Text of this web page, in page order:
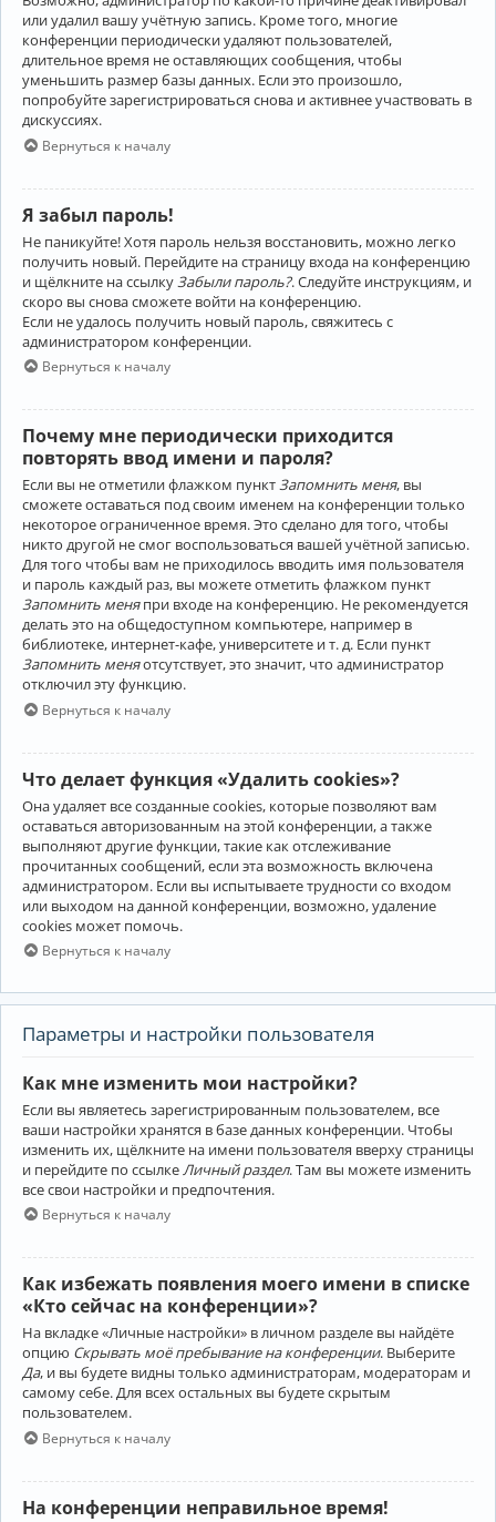
или удалил вашу учётную запись. Кроме того, многие
конференции периодически удаляют пользователей,
длительное время не оставляющих сообщения, чтобы
уменьшить размер базы данных. Если это произошло,
попробуйте зарегистрироваться снова и активнее участвовать в
дискуссиях.
Вернуться к началу
Я забыл пароль!
Не паникуйте! Хотя пароль нельзя восстановить, можно легко
получить новый. Перейдите на страницу входа на конференцию
и щёлкните на ссылку Забыли пароль?. Следуйте инструкциям, и
скоро вы снова сможете войти на конференцию.
Если не удалось получить новый пароль, свяжитесь с
администратором конференции.
Вернуться к началу
Почему мне периодически приходится
повторять ввод имени и пароля?
Если вы не отметили флажком пунктЗапомнить меня, вы
сможете оставаться под своим именем на конференции только
некоторое ограниченное время. Это сделано для того, чтобы
никто другой не смог воспользоваться вашей учётной записью.
Для того чтобы вам не приходилось вводить имя пользователя
и пароль каждый раз, вы можете отметить флажком пункт
Запомнить меняпри входе на конференцию. Не рекомендуется
делать это на общедоступном компьютере, например в
библиотеке, интернет-кафе, университете и т. д. Если пункт
Запомнить меняотсутствует, это значит, что администратор
отключил эту функцию.
Вернуться к началу
Что делает функция «Удалить cookies»?
Она удаляет все созданные cookies, которые позволяют вам
оставаться авторизованным на этой конференции, а также
выполняют другие функции, такие как отслеживание
прочитанных сообщений, если эта возможность включена
администратором. Если вы испытываете трудности со входом
или выходом на данной конференции, возможно, удаление
cookies может помочь.
Вернуться к началу
Параметры и настройки пользователя
Как мне изменить мои настройки?
Если вы являетесь зарегистрированным пользователем, все
ваши настройки хранятся в базе данных конференции. Чтобы
изменить их, щёлкните на имени пользователя вверху страницы
и перейдите по ссылке Личный раздел. Там вы можете изменить
все свои настройки и предпочтения.
Вернуться к началу
Как избежать появления моего имени в списке
«Кто сейчас на конференции»?
На вкладке «Личные настройки» в личном разделе вы найдёте
опцию Скрывать моё пребывание на конференции. Выберите
Да, и вы будете видны только администраторам, модераторам и
самому себе. Для всех остальных вы будете скрытым
пользователем.
Вернуться к началу
На конференции неправильное время!